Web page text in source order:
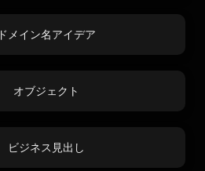
ドメイン名アイデア
オブジェクト
ビジネス見出し